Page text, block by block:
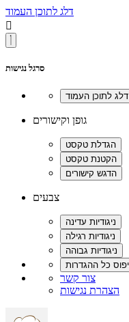
דלג לתוכן העמוד

סרגל נגישות
גופן וקישורים
צבעים
צור קשר
הצהרת נגישות